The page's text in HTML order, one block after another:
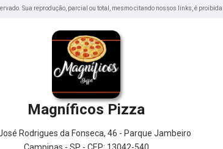
Sua reprodução, parcial ou total, mesmo citando nossos links, é
Magníficos Pizza
Rodrigues da Fonseca, 46 - Parque Jambeiro